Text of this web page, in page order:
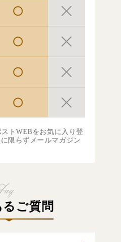
トWEBをお気に入り登
限らずメールマガジン
ご質問